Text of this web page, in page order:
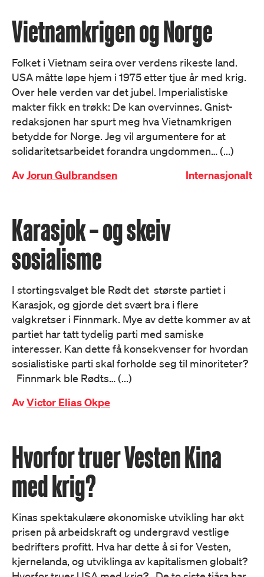
Vietnamkrigen og Norge
Folket i Vietnam seira over verdens rikeste land.
USA måtte løpe hjem i 1975 etter tjue år med krig.
Over hele verden var det jubel. Imperialistiske
makter fikk en trøkk: De kan overvinnes. Gnist-
redaksjonen har spurt meg hva Vietnamkrigen
betydde for Norge. Jeg vil argumentere for at
solidaritetsarbeidet forandra ungdommen… (...)
AvJorun Gulbrandsen Internasjonalt
Karasjok – og skeiv
sosialisme
I stortingsvalget ble Rødt det største partiet i
Karasjok, og gjorde det svært bra i flere
valgkretser i Finnmark. Mye av dette kommer av at
partiet har tatt tydelig parti med samiske
interesser. Kan dette få konsekvenser for hvordan
sosialistiske parti skal forholde seg til minoriteter?
Finnmark ble Rødts… (...)
AvVictor Elias Okpe
Hvorfor truer Vesten Kina
med krig?
Kinas spektakulære økonomiske utvikling har økt
prisen på arbeidskraft og undergravd vestlige
bedrifters profitt. Hva har dette å si for Vesten,
kjernelanda, og utviklinga av kapitalismen globalt?